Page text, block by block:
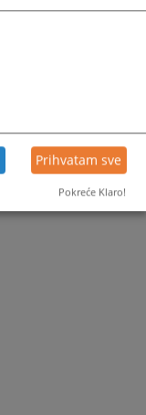
Prihvatam sve
Pokreće Klaro!